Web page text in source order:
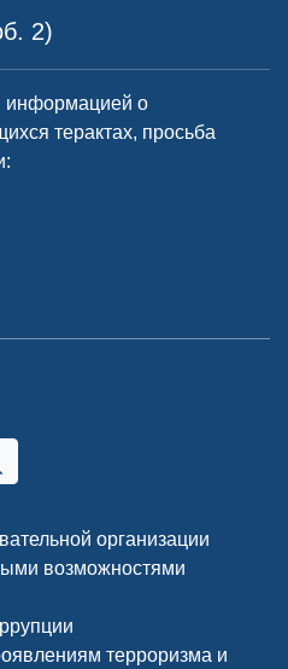
2)
информацией о
терактах, просьба
организации
возможностями
терроризма и